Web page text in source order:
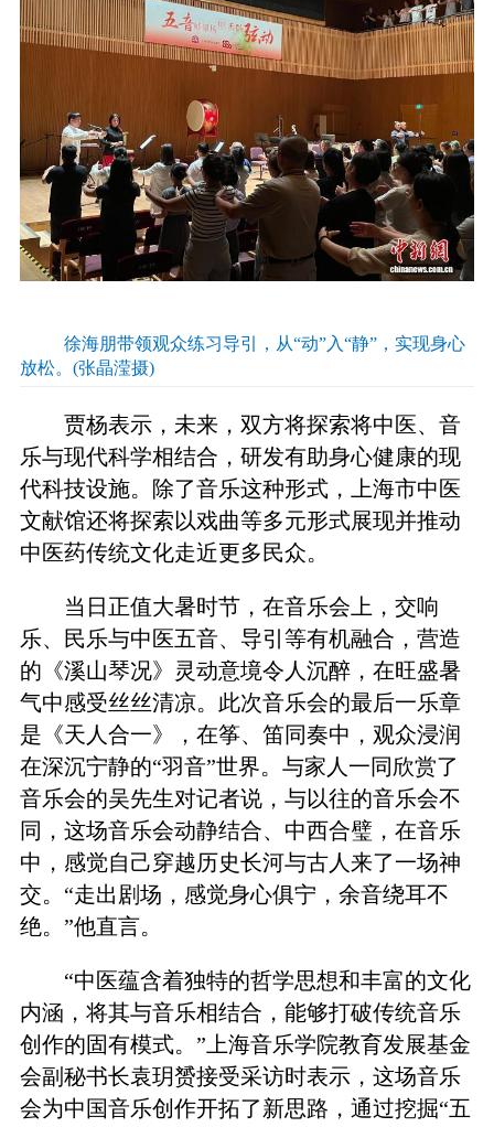
徐海朋带领观众练习导引，从“动”入“静”，实现身心
放松。(张晶滢摄)
贾杨表示，未来，双方将探索将中医、音
乐与现代科学相结合，研发有助身心健康的现
代科技设施。除了音乐这种形式，上海市中医
文献馆还将探索以戏曲等多元形式展现并推动
中医药传统文化走近更多民众。
当日正值大暑时节，在音乐会上，交响
乐、民乐与中医五音、导引等有机融合，营造
的《溪山琴况》灵动意境令人沉醉，在旺盛暑
气中感受丝丝清凉。此次音乐会的最后一乐章
是《天人合一》，在筝、笛同奏中，观众浸润
在深沉宁静的“羽音”世界。与家人一同欣赏了
音乐会的吴先生对记者说，与以往的音乐会不
同，这场音乐会动静结合、中西合璧，在音乐
中，感觉自己穿越历史长河与古人来了一场神
交。“走出剧场，感觉身心俱宁，余音绕耳不
绝。”他直言。
“中医蕴含着独特的哲学思想和丰富的文化
内涵，将其与音乐相结合，能够打破传统音乐
创作的固有模式。”上海音乐学院教育发展基金
会副秘书长袁玥赟接受采访时表示，这场音乐
会为中国音乐创作开拓了新思路，通过挖掘“五